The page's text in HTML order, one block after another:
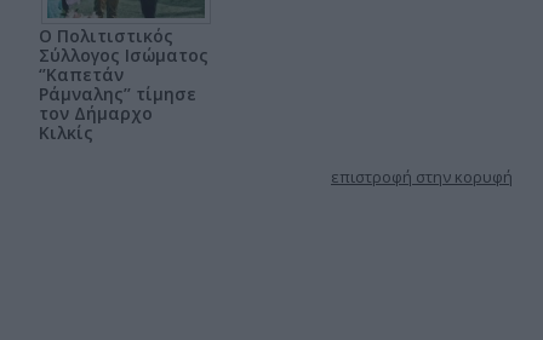
Ο Πολιτιστικός
Σύλλογος Ισώματος
‘’Καπετάν
Ράμναλης’’ τίμησε
τον Δήμαρχο
Κιλκίς
επιστροφή στην κορυφή